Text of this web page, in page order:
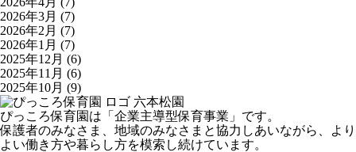
2026年3月 (7)
2026年2月 (7)
2026年1月 (7)
2025年12月 (6)
2025年11月 (6)
2025年10月 (9)
六本松園
ぴっころ保育園は「企業主導型保育事業」です。
保護者のみなさま、地域のみなさまと協力しあいながら、より
よい働き方や暮らし方を模索し続けています。